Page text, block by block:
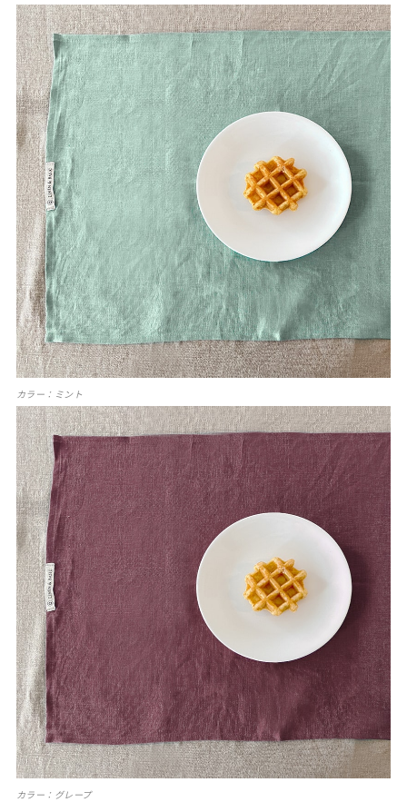
カラー：ミント
カラー：グレープ